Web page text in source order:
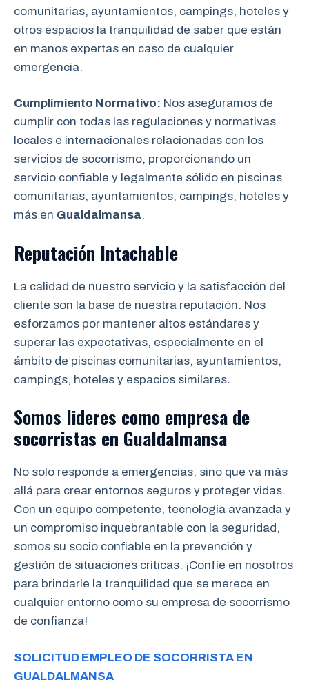
comunitarias, ayuntamientos, campings, hoteles y
otros espacios la tranquilidad de saber que están
en manos expertas en caso de cualquier
emergencia.
Cumplimiento Normativo: Nos aseguramos de
cumplir con todas las regulaciones y normativas
locales e internacionales relacionadas con los
servicios de socorrismo, proporcionando un
servicio confiable y legalmente sólido en piscinas
comunitarias, ayuntamientos, campings, hoteles y
más en Gualdalmansa.
Reputación Intachable
La calidad de nuestro servicio y la satisfacción del
cliente son la base de nuestra reputación. Nos
esforzamos por mantener altos estándares y
superar las expectativas, especialmente en el
ámbito de piscinas comunitarias, ayuntamientos,
campings, hoteles y espacios similares.
Somos lideres como empresa de
socorristas en Gualdalmansa
No solo responde a emergencias, sino que va más
allá para crear entornos seguros y proteger vidas.
Con un equipo competente, tecnología avanzada y
un compromiso inquebrantable con la seguridad,
somos su socio confiable en la prevención y
gestión de situaciones críticas. ¡Confíe en nosotros
para brindarle la tranquilidad que se merece en
cualquier entorno como su empresa de socorrismo
de confianza!
SOLICITUD EMPLEO DE SOCORRISTA EN
GUALDALMANSA